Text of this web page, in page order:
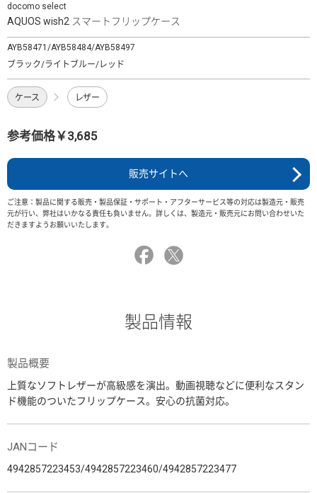
docomo select
AQUOS wish2 スマートフリップケース
AYB58471/AYB58484/AYB58497
ブラック/ライトブルー/レッド
ケース レザー
参考価格￥3,685
販売サイトへ
ご注意：製品に関する販売・製品保証・サポート・アフターサービス等の対応は製造元・販売
元が行い、弊社はいかなる責任も負いません。詳しくは、製造元・販売元にお問い合わせいた
だきますようお願いいたします。
製品情報
製品概要
上質なソフトレザーが高級感を演出。動画視聴などに便利なスタン
ド機能のついたフリップケース。安心の抗菌対応。
JANコード
4942857223453/4942857223460/4942857223477